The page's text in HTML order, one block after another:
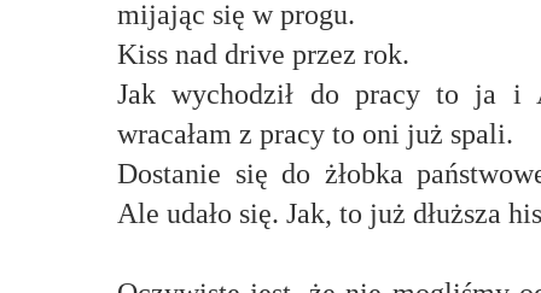
mijając się w progu.
Kiss nad drive przez rok.
Jak wychodził do pracy to ja i
wracałam z pracy to oni już spali.
Dostanie się do żłobka
Ale udało się. Jak, to już dłuższa